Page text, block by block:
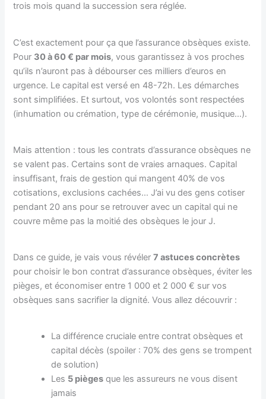
trois mois quand la succession sera réglée.
C’est exactement pour ça que l’assurance obsèques existe.
Pour 30 à 60 € par mois, vous garantissez à vos proches
qu’ils n’auront pas à débourser ces milliers d’euros en
urgence. Le capital est versé en 48-72h. Les démarches
sont simplifiées. Et surtout, vos volontés sont respectées
(inhumation ou crémation, type de cérémonie, musique…).
Mais attention : tous les contrats d’assurance obsèques ne
se valent pas. Certains sont de vraies arnaques. Capital
insuffisant, frais de gestion qui mangent 40% de vos
cotisations, exclusions cachées… J’ai vu des gens cotiser
pendant 20 ans pour se retrouver avec un capital qui ne
couvre même pas la moitié des obsèques le jour J.
Dans ce guide, je vais vous révéler7 astuces concrètes
pour choisir le bon contrat d’assurance obsèques, éviter les
pièges, et économiser entre 1 000 et 2 000 € sur vos
obsèques sans sacrifier la dignité. Vous allez découvrir :
La différence cruciale entre contrat obsèques et
capital décès (spoiler : 70% des gens se trompent
de solution)
Les 5 pièges que les assureurs ne vous disent
jamais